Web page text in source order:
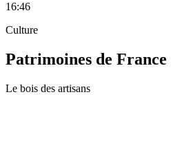
16:46
Culture
Patrimoines de France
Le bois des artisans